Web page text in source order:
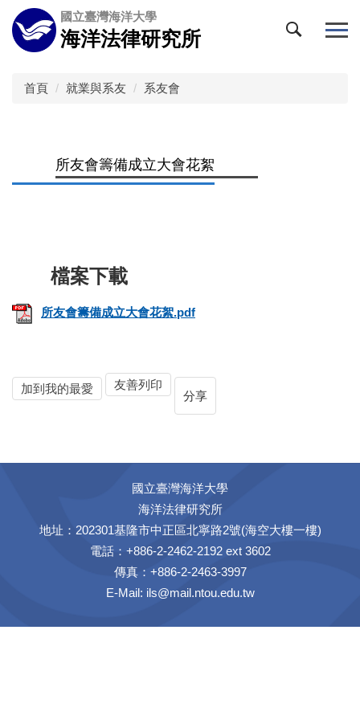
跳
到
主
國立臺灣海洋大學
海洋法律研究所
首頁 就業與系友 系友會
所友會籌備成立大會花絮
所友會籌備成立大會花絮.pdf
加到我的最愛
友善列印
分享
國立臺灣海洋大學
海洋法律研究所
地址：202301基隆市中正區北寧路2號(海空大樓一樓)
電話：+886-2-2462-2192 ext 3602
傳真：+886-2-2463-3997
E-Mail: ils@mail.ntou.edu.tw